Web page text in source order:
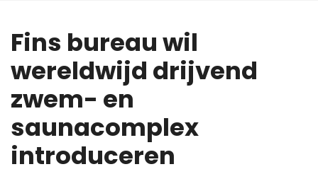
Fins bureau wil
wereldwijd drijvend
zwem- en
saunacomplex
introduceren